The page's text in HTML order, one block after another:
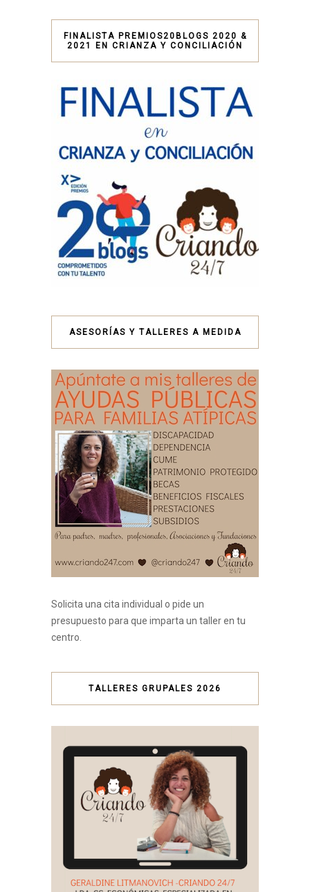
FINALISTA PREMIOS20BLOGS 2020 &
2021 EN CRIANZA Y CONCILIACIÓN
ASESORÍAS Y TALLERES A MEDIDA
Solicita una cita individual o pide un
presupuesto para que imparta un taller en tu
centro.
TALLERES GRUPALES 2026